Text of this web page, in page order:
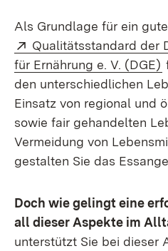
Als Grundlage für ein
Extern:
Qualitätsstandard der
für Ernährung e. V. (DGE)
den unterschiedlichen
Einsatz von regional und
sowie fair gehandelten
Vermeidung von
gestalten Sie das
Doch wie gelingt eine
all dieser Aspekte im
unterstützt Sie bei dieser